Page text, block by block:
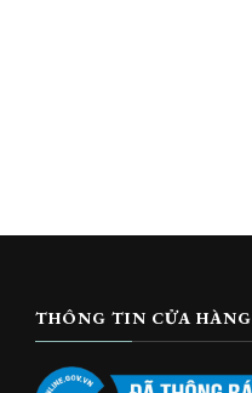
THÔNG TIN CỬA HÀNG